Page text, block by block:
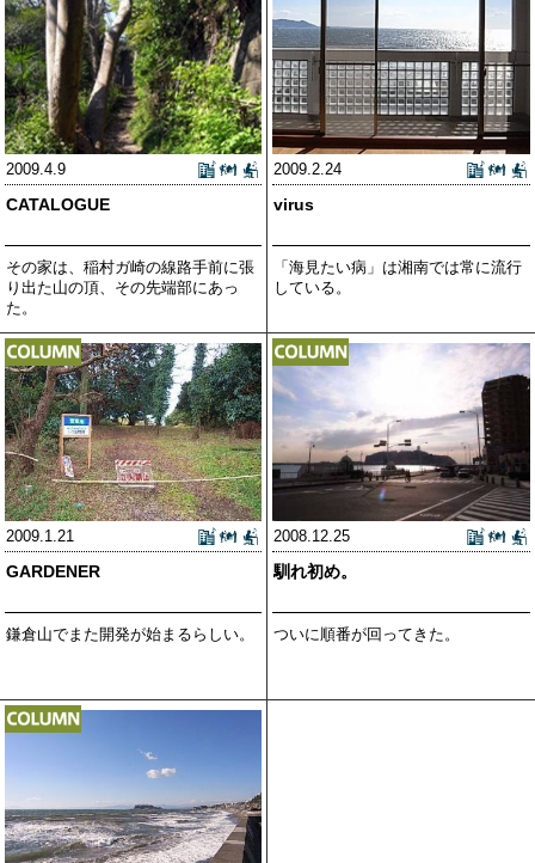
2009.4.9
CATALOGUE
その家は、稲村ガ崎の線路手前に張
り出た山の頂、その先端部にあっ
た。
2009.2.24
virus
「海見たい病」は湘南では常に流行
している。
2009.1.21
GARDENER
鎌倉山でまた開発が始まるらしい。
2008.12.25
馴れ初め。
ついに順番が回ってきた。